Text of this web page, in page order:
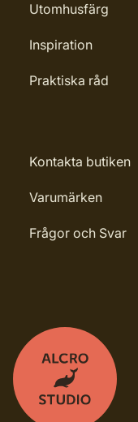
Utomhusfärg
Inspiration
Praktiska råd
Kontakta butiken
Varumärken
Frågor och Svar